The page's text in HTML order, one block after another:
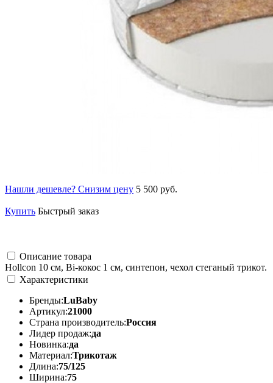
Нашли дешевле? Снизим цену 5 500 руб.
Купить Быстрый заказ
Описание товара
Hollcon 10 см, Bi-кокос 1 см, синтепон, чехол стеганый трикот.
Характеристики
Бренды:LuBaby
Артикул:21000
Страна производитель:Россия
Лидер продаж:да
Новинка:да
Материал:Трикотаж
Длина:75/125
Ширина:75